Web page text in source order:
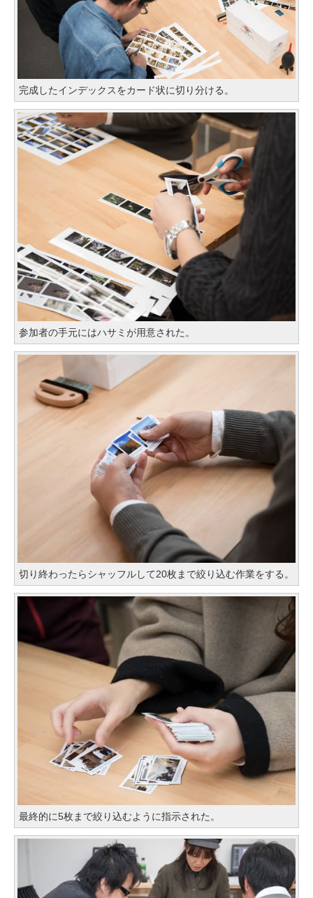
完成したインデックスをカード状に切り分ける。
参加者の手元にはハサミが用意された。
切り終わったらシャッフルして20枚まで絞り込む作業をする。
最終的に5枚まで絞り込むように指示された。